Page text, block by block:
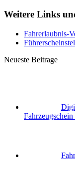
Weitere Links
Fahrerlaubnis-
Neueste Beitrage